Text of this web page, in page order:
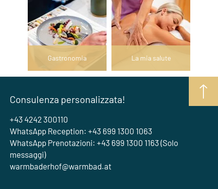
Gastronomia La mia salute
Consulenza personalizzata!
+43 4242 300110
WhatsApp Reception: +43 699 1300 1063
WhatsApp Prenotazioni: +43 699 1300 1163 (Solo
messaggi)
warmbaderhof@warmbad.at